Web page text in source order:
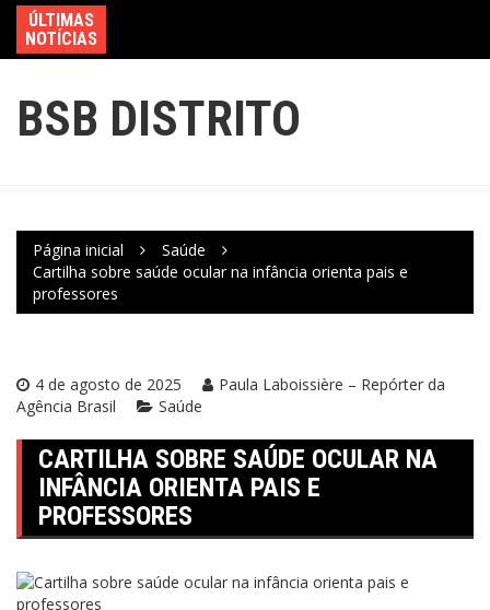
ÚLTIMAS
NOTÍCIAS
BSB DISTRITO
Página inicial
Saúde
Cartilha sobre saúde ocular na infância orienta pais e
professores
4 de agosto de 2025
Paula Laboissière – Repórter da
Agência Brasil
Saúde
CARTILHA SOBRE SAÚDE OCULAR NA
INFÂNCIA ORIENTA PAIS E
PROFESSORES